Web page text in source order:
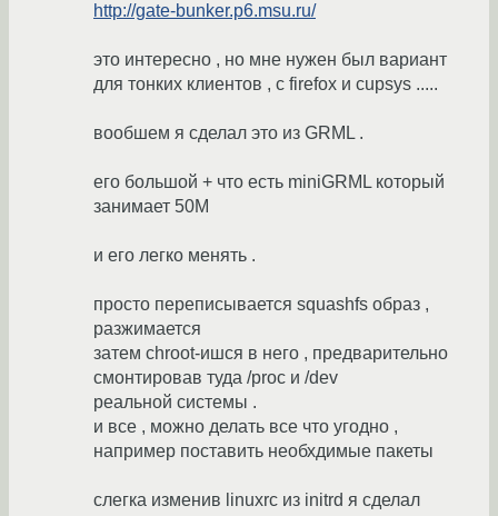
http://gate-bunker.p6.msu.ru/
это интересно , но мне нужен был вариант
для тонких клиентов , с firefox и cupsys .....
вообшем я сделал это из GRML .
его большой + что есть miniGRML который
занимает 50M
и его легко менять .
просто переписывается squashfs образ ,
разжимается
затем chroot-ишся в него , предварительно
смонтировав туда /proc и /dev
реальной системы .
и все , можно делать все что угодно ,
например поставить необхдимые пакеты
слегка изменив linuxrc из initrd я сделал